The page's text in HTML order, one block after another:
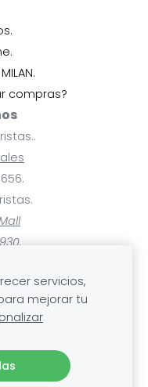
compras?
y rembolsos
servicios,
mejorar tu